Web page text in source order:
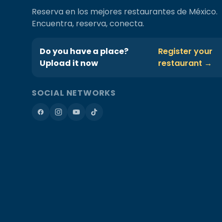
Reserva en los mejores restaurantes de México.
Encuentra, reserva, conecta.
Do you have a place?
Upload it now
Register your
restaurant →
SOCIAL NETWORKS